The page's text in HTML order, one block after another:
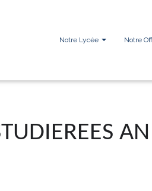
Notre Lycée Notre